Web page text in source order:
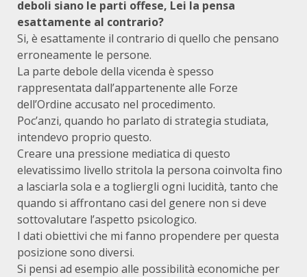
deboli siano le parti offese, Lei la pensa
esattamente al contrario?
Si, è esattamente il contrario di quello che pensano
erroneamente le persone.
La parte debole della vicenda è spesso
rappresentata dall’appartenente alle Forze
dell’Ordine accusato nel procedimento.
Poc’anzi, quando ho parlato di strategia studiata,
intendevo proprio questo.
Creare una pressione mediatica di questo
elevatissimo livello stritola la persona coinvolta fino
a lasciarla sola e a togliergli ogni lucidità, tanto che
quando si affrontano casi del genere non si deve
sottovalutare l’aspetto psicologico.
I dati obiettivi che mi fanno propendere per questa
posizione sono diversi.
Si pensi ad esempio alle possibilità economiche per